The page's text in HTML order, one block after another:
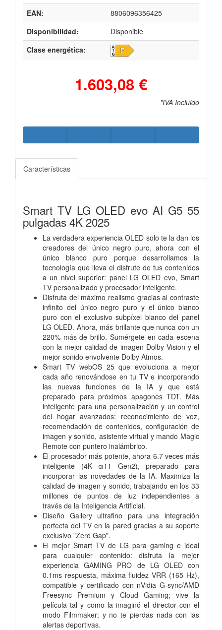
EAN:
8806096356425
Disponibilidad:
Disponible
Clase energética:
1.603,08 €
*IVA Incluido
Características
Smart TV LG OLED evo AI G5 55
pulgadas 4K 2025
La verdadera experiencia OLED solo te la dan los
creadores del único negro puro, ahora con el
único blanco puro porque desarrollamos la
tecnología que lleva el disfrute de tus contenidos
a un nivel superior: panel LG OLED evo, Smart
TV personalizado y procesador inteligente.
Disfruta del máximo realismo gracias al contraste
infinito del único negro puro y el único blanco
puro con el exclusivo subpíxel blanco del panel
LG OLED. Ahora, más brillante que nunca con un
220% más de brillo. Sumérgete en cada escena
con la mejor calidad de imagen Dolby Vision y el
mejor sonido envolvente Dolby Atmos.
Smart TV webOS 25 que evoluciona a mejor
cada año renovándose en tu TV e incorporando
las nuevas funciones de la IA y que está
preparado para próximos apagones TDT. Más
inteligente para una personalización y un control
del hogar avanzados: reconocimiento de voz,
recomendación de contenidos, configuración de
imagen y sonido, asistente virtual y mando Magic
Remote con puntero inalámbrico.
El procesador más potente, ahora 6.7 veces más
inteligente (4K α11 Gen2), preparado para
incorporar las novedades de la IA. Maximiza la
calidad de imagen y sonido, trabajando en los 33
millones de puntos de luz independientes a
través de la Inteligencia Artificial.
Diseño Gallery ultrafino para una integración
perfecta del TV en la pared gracias a su soporte
exclusivo "Zero Gap".
El mejor Smart TV de LG para gaming e ideal
para cualquier contenido: disfruta la mejor
experiencia GAMING PRO de LG OLED con
0.1ms respuesta, máxima fluidez VRR (165 Hz),
compatible y certificado con nVidia G-sync/AMD
Freesync Premium y Cloud Gaming; vive la
película tal y como la imaginó el director con el
modo Filmmaker; y no te pierdas nada con las
alertas deportivas.